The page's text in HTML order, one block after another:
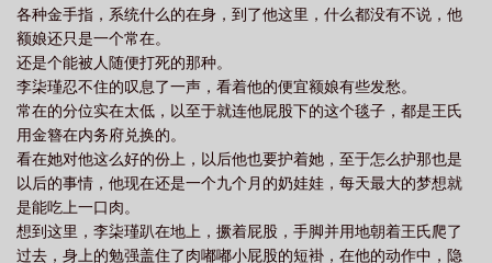
着，等我长大篡了你的江山。预收文二《被读的心声全成了真（穿
书）》李舒然一朝穿越成了一本书里的炮灰九皇子，长相绝美却被
送去了别的国家和亲，在和亲的路上染病去世。熟悉剧本走向的
他，决定努力护住自己，不去和亲。让自己搬凳子吃瓜，近距离观
看男女主极限拉锯的大戏。只是他万万没有想到，自己竟然被一个
破坏剧情系统给绑定了。“男女主要在栈桥相遇，你去破坏他们相遇
的过程。”李舒然一听，看着那摇摇欲坠的栈桥，回道：“怎么在这里
相遇？桥这么破，不会断了吧。”话音刚刚落下，桥断了，男女主满
是怨念的落在了水里。“三皇子在自己外祖的葬礼上，被人刺杀，你
去阻止刺杀。”李舒然一听，赶紧奔赴葬礼，看着屋里没有丝毫的悲
各种金手指，系统什么的在身，到了他这里，什么都没有不说，他
额娘还只是一个常在。
还是个能被人随便打死的那种。
李柒瑾忍不住的叹息了一声，看着他的便宜额娘有些发愁。
常在的分位实在太低，以至于就连他屁股下的这个毯子，都是王氏
用金簪在内务府兑换的。
看在她对他这么好的份上，以后他也要护着她，至于怎么护那也是
以后的事情，他现在还是一个九个月的奶娃娃，每天最大的梦想就
是能吃上一口肉。
想到这里，李柒瑾趴在地上，撅着屁股，手脚并用地朝着王氏爬了
过去，身上的勉强盖住了肉嘟嘟小屁股的短褂，在他的动作中，隐